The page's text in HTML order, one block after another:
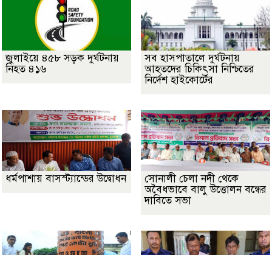
জুলাইয়ে ৪৫৮ সড়ক দুর্ঘটনায়
নিহত ৪১৬
সব হাসপাতালে দুর্ঘটনায়
আহতদের চিকিৎসা নিশ্চিতের
নির্দেশ হাইকোর্টের
ধর্মপাশায় বাসস্ট্যান্ডের উদ্বোধন
সোনালী চেলা নদী থেকে
অবৈধভাবে বালু উত্তোলন বন্ধের
দাবিতে সভা